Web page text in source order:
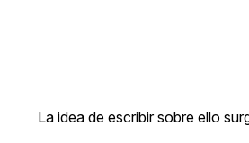
La idea de escribir sobre ello